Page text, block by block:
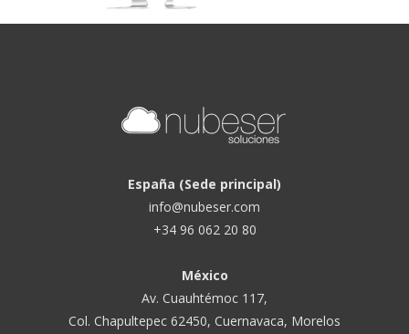
España (Sede principal)
info@nubeser.com
+34 96 062 20 80
México
Av. Cuauhtémoc 117,
Col. Chapultepec 62450, Cuernavaca, Morelos